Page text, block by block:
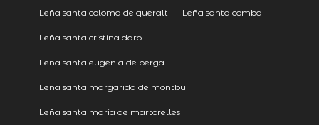
Leña santa coloma de queralt Leña santa comba
Leña santa cristina daro
Leña santa eugènia de berga
Leña santa margarida de montbui
Leña santa maria de martorelles